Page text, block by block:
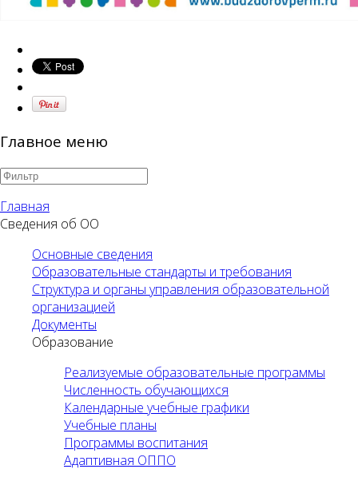
Главное меню
Главная
Сведения об ОО
Основные сведения
Образовательные стандарты и требования
Структура и органы управления образовательной
организацией
Документы
Образование
Реализуемые образовательные программы
Численность обучающихся
Календарные учебные графики
Учебные планы
Программы воспитания
Адаптивная ОППО